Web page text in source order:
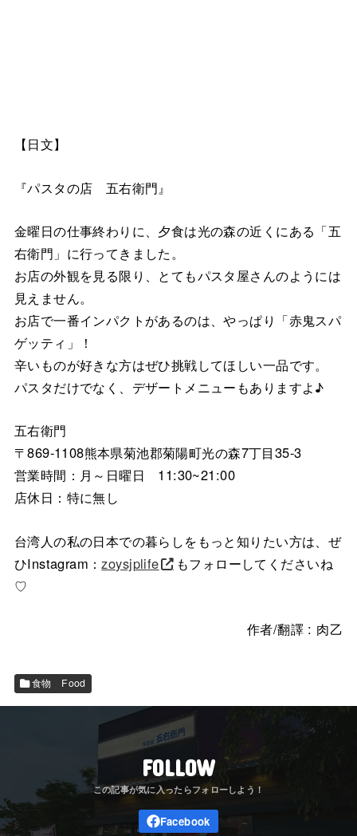
【日文】
『パスタの店 五右衛門』
金曜日の仕事終わりに、夕食は光の森の近くにある「五
右衛門」に行ってきました。
お店の外観を見る限り、とてもパスタ屋さんのようには
見えません。
お店で一番インパクトがあるのは、やっぱり「赤鬼スパ
ゲッティ」！
辛いものが好きな方はぜひ挑戦してほしい一品です。
パスタだけでなく、デザートメニューもありますよ♪
五右衛門
〒869-1108熊本県菊池郡菊陽町光の森7丁目35-3
営業時間：月～日曜日 11:30~21:00
店休日：特に無し
台湾人の私の日本での暮らしをもっと知りたい方は、ぜ
ひInstagram：zoysjplife
もフォローしてくださいね
♡
作者/翻譯 : 肉乙
食物 Food
FOLLOW